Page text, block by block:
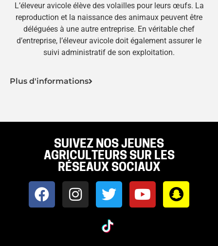
L’éleveur avicole élève des volailles pour leurs œufs. La
reproduction et la naissance des animaux peuvent être
déléguées à une autre entreprise. En véritable chef
d’entreprise, l’éleveur avicole doit également assurer le
suivi administratif de son exploitation.
Plus d'informations
SUIVEZ NOS JEUNES
AGRICULTEURS SUR LES
RÉSEAUX SOCIAUX